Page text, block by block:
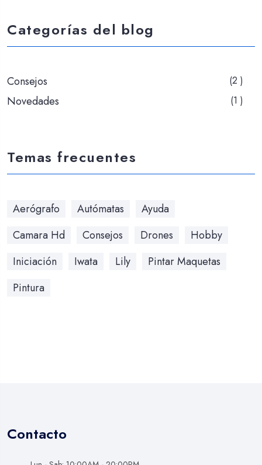
Categorías del blog
Consejos (2 )
Novedades (1 )
Temas frecuentes
Aerógrafo Autómatas
Ayuda
Camara Hd
Consejos Drones
Hobby
Iniciación
Iwata Lily
Pintar Maquetas
Pintura
Contacto